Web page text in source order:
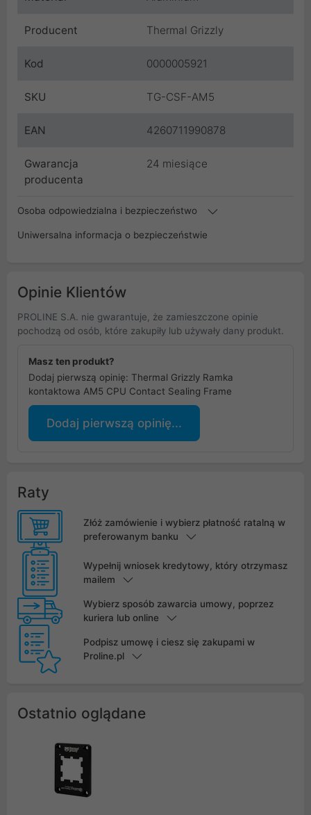
Producent Thermal Grizzly
Kod 0000005921
SKU TG-CSF-AM5
EAN 4260711990878
Gwarancja
producenta
24 miesiące
Osoba odpowiedzialna i bezpieczeństwo
Uniwersalna informacja o bezpieczeństwie
Opinie Klientów
PROLINE S.A. nie gwarantuje, że zamieszczone opinie
pochodzą od osób, które zakupiły lub używały dany produkt.
Masz ten produkt?
Dodaj pierwszą opinię: Thermal Grizzly Ramka
kontaktowa AM5 CPU Contact Sealing Frame
Dodaj pierwszą opinię...
Raty
Złóż zamówienie i wybierz płatność ratalną w
preferowanym banku
Wypełnij wniosek kredytowy, który otrzymasz
mailem
Wybierz sposób zawarcia umowy, poprzez
kuriera lub online
Podpisz umowę i ciesz się zakupami w
Proline.pl
Ostatnio oglądane